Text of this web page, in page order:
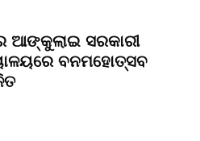
ଆଙ୍କୁଲାଇ ସରକାରୀ
ବନମହୋତ୍ସବ